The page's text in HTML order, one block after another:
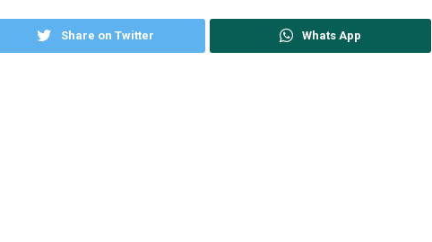
Share on Twitter Whats App